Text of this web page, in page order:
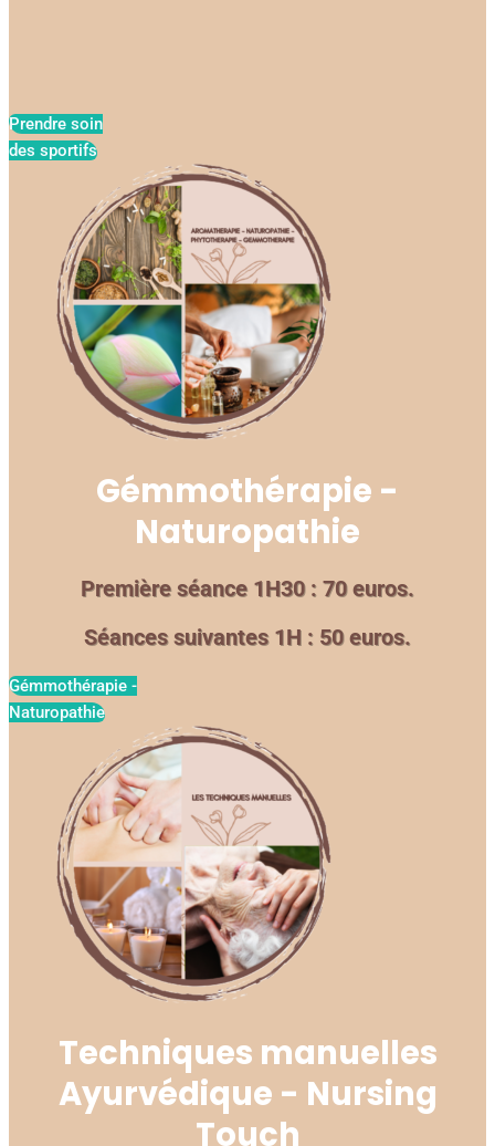
Prendre soin
des sportifs
Gémmothérapie -
Naturopathie
Première séance 1H30 : 70 euros.
Séances suivantes 1H : 50 euros.
Gémmothérapie -
Naturopathie
Techniques manuelles
Ayurvédique - Nursing
Touch